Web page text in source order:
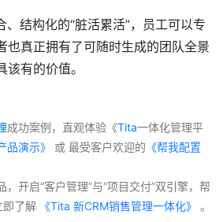
、结构化的“脏活累活”，员工可以专
也真正拥有了可随时生成的团队全景
有的价值。
成功案例，直观体验《Tita一体化管理平
品演示》 或 最受客户欢迎的 《帮我配置
即了解 《Tita 新CRM销售管理一体化》 。